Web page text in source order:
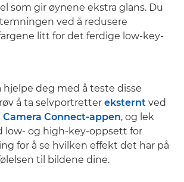
som gir øynene ekstra glans. Du
ved å redusere
litt for det ferdige low-key-
hjelpe deg med å teste disse
å ta selvportretter eksternt ved
Camera Connect-appen, og lek
low- og high-key-oppsett for
for å se hvilken effekt det har på
til bildene dine.